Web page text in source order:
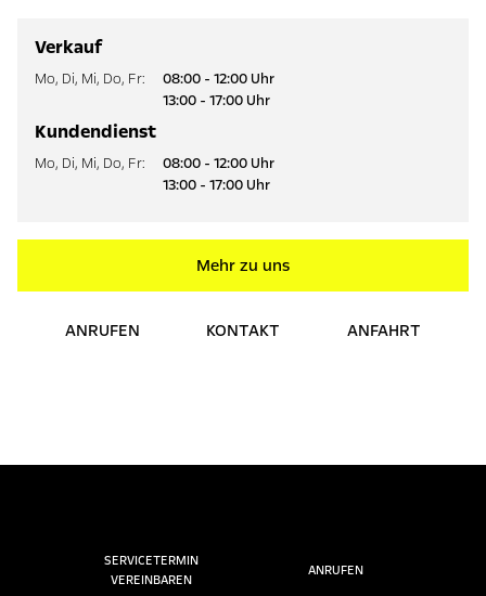
Verkauf
Mo, Di, Mi, Do, Fr:
08:00 - 12:00 Uhr
13:00 - 17:00 Uhr
Kundendienst
Mo, Di, Mi, Do, Fr:
08:00 - 12:00 Uhr
13:00 - 17:00 Uhr
Mehr zu uns
ANRUFEN KONTAKT ANFAHRT
SERVICETERMIN
VEREINBAREN
ANRUFEN